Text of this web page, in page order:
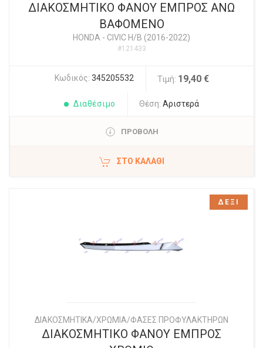
ΔΙΑΚΟΣΜΗΤΙΚΟ ΦΑΝΟΥ ΕΜΠΡΟΣ ΑΝΩ
ΒΑΦΟΜΕΝΟ
HONDA - CIVIC H/B (2016-2022)
#121433
Κωδικός: 345205532 Τιμή: 19,40 €
Διαθέσιμο Θέση: Αριστερά
ΠΡΟΒΟΛΗ
ΣΤΟ ΚΑΛΆΘΙ
ΔΙΑΚΟΣΜΗΤΙΚΑ/ΧΡΩΜΙΑ/ΦΑΣΕΣ ΠΡΟΦΥΛΑΚΤΗΡΩΝ
ΔΙΑΚΟΣΜΗΤΙΚΟ ΦΑΝΟΥ ΕΜΠΡΟΣ
ΔΕΞΙ